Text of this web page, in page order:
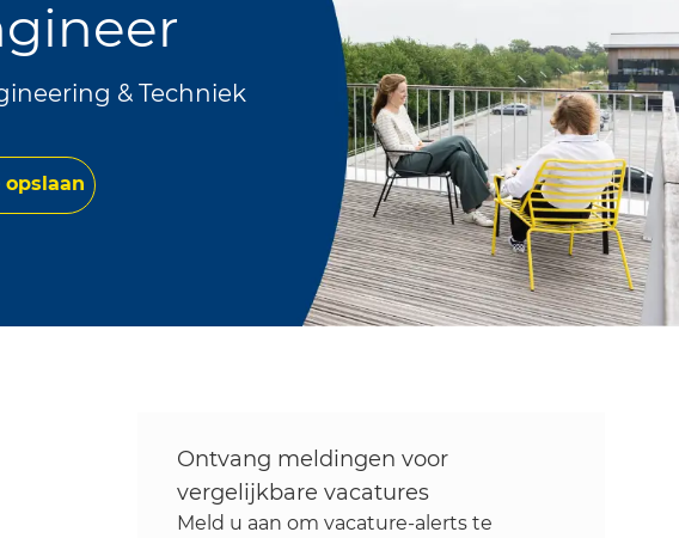
& Techniek
opslaan
Ontvang meldingen voor
vergelijkbare vacatures
Meld u aan om vacature-alerts te